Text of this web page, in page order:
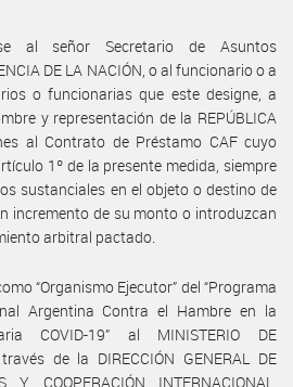
al señor Secretario de Asuntos
DE LA NACIÓN, o al funcionario o a
o funcionarias que este designe, a
y representación de la REPÚBLICA
al Contrato de Préstamo CAF cuyo
1º de la presente medida, siempre
sustanciales en el objeto o destino de
incremento de su monto o introduzcan
arbitral pactado.
“Organismo Ejecutor” del “Programa
Argentina Contra el Hambre en la
COVID-19” al MINISTERIO DE
través de la DIRECCIÓN GENERAL DE
Y COOPERACIÓN INTERNACIONAL,